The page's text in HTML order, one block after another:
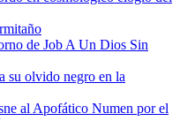
de Job A Un Dios Sin
su olvido negro en la
al Apofático Numen por el